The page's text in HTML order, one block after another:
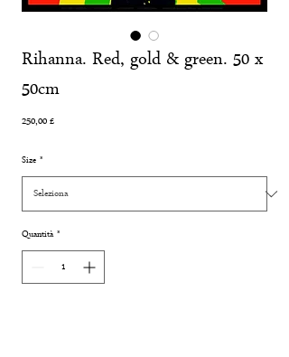
Rihanna. Red, gold & green. 50 x
50cm
250,00 £Prezzo
Size *
Quantità *